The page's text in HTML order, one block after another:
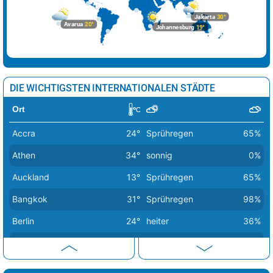
33° sonnig
19° Sprühregen
Tallinn 20° Regenschauer 35%
Tirana 34° sonnig 11%
Vaduz 28° Sprühregen 40%
Valletta 28° sonnig 0%
Vatikan Stadt 38° sonnig 1%
Vilnius 23° leichter Regen 85%
Warschau 23° leichter Regen 82%
Wien 25° Sprühregen 82%
Zagreb 35° Sprühregen 7%
Jakarta30°
Johannesburg19°
Avarua 20°
DIE WICHTIGSTEN INTERNATIONALEN STÄDTE
Ort
Accra 24° Sprühregen 65%
Athen 34° sonnig 0%
Auckland 13° Sprühregen 65%
Bangkok 31° Sprühregen 98%
Berlin 24° heiter 36%